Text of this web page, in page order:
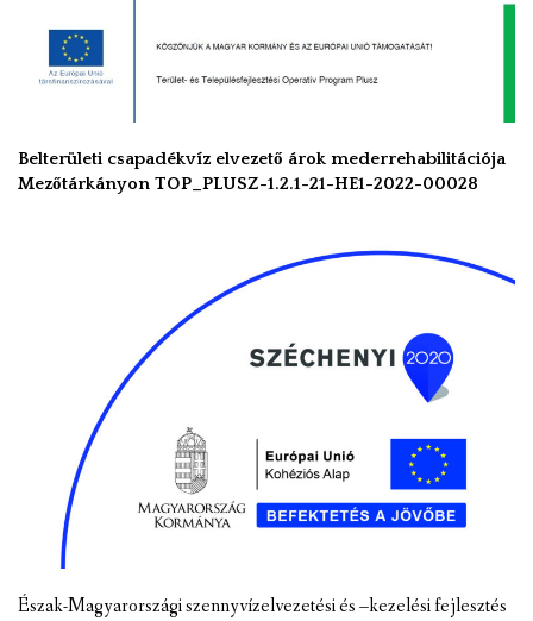
Belterületi csapadékvíz elvezető árok mederrehabilitációja
Mezőtárkányon TOP_PLUSZ-1.2.1-21-HE1-2022-00028
Észak-Magyarországi szennyvízelvezetési és –kezelési fejlesztés